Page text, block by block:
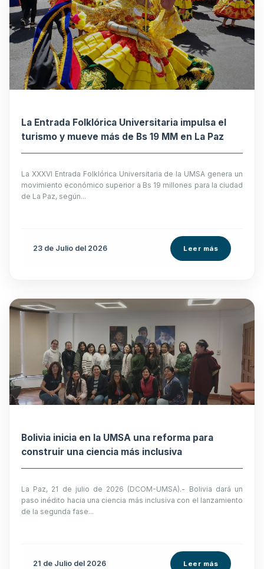
La Entrada Folklórica Universitaria impulsa el
turismo y mueve más de Bs 19 MM en La Paz
La XXXVI Entrada Folklórica Universitaria de la UMSA genera un
movimiento económico superior a Bs 19 millones para la ciudad
de La Paz, según...
23 de Julio del 2026 Leer más
Bolivia inicia en la UMSA una reforma para
construir una ciencia más inclusiva
La Paz, 21 de julio de 2026 (DCOM-UMSA).- Bolivia dará un
paso inédito hacia una ciencia más inclusiva con el lanzamiento
de la segunda fase...
21 de Julio del 2026 Leer más